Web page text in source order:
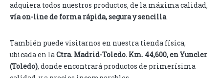
adquiera todos nuestros productos, de la máxima calidad,
vía on-line de forma rápida, segura y sencilla.
También puede visitarnos en nuestra tienda física,
ubicada en laCtra. Madrid-Toledo. Km. 44,600, en Yuncler
(Toledo), donde encontrará productos de primerísima